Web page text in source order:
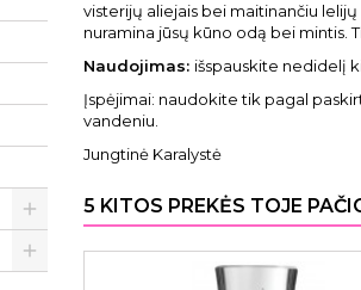
visterijų aliejais bei maitinančiu
nuramina jūsų kūno odą bei mintis.
Naudojimas: išspauskite nedidelį
Įspėjimai: naudokite tik pagal
vandeniu.
Jungtinė Karalystė
5 KITOS PREKĖS TOJE